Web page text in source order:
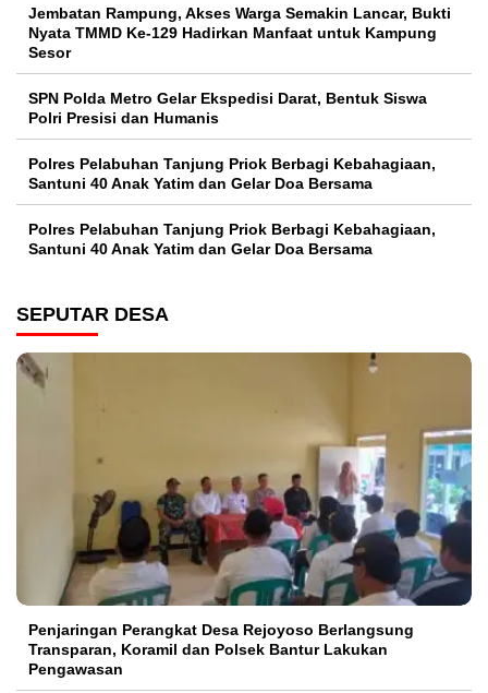
Jembatan Rampung, Akses Warga Semakin Lancar, Bukti
Nyata TMMD Ke-129 Hadirkan Manfaat untuk Kampung
Sesor
SPN Polda Metro Gelar Ekspedisi Darat, Bentuk Siswa
Polri Presisi dan Humanis
Polres Pelabuhan Tanjung Priok Berbagi Kebahagiaan,
Santuni 40 Anak Yatim dan Gelar Doa Bersama
Polres Pelabuhan Tanjung Priok Berbagi Kebahagiaan,
Santuni 40 Anak Yatim dan Gelar Doa Bersama
SEPUTAR DESA
Penjaringan Perangkat Desa Rejoyoso Berlangsung
Transparan, Koramil dan Polsek Bantur Lakukan
Pengawasan